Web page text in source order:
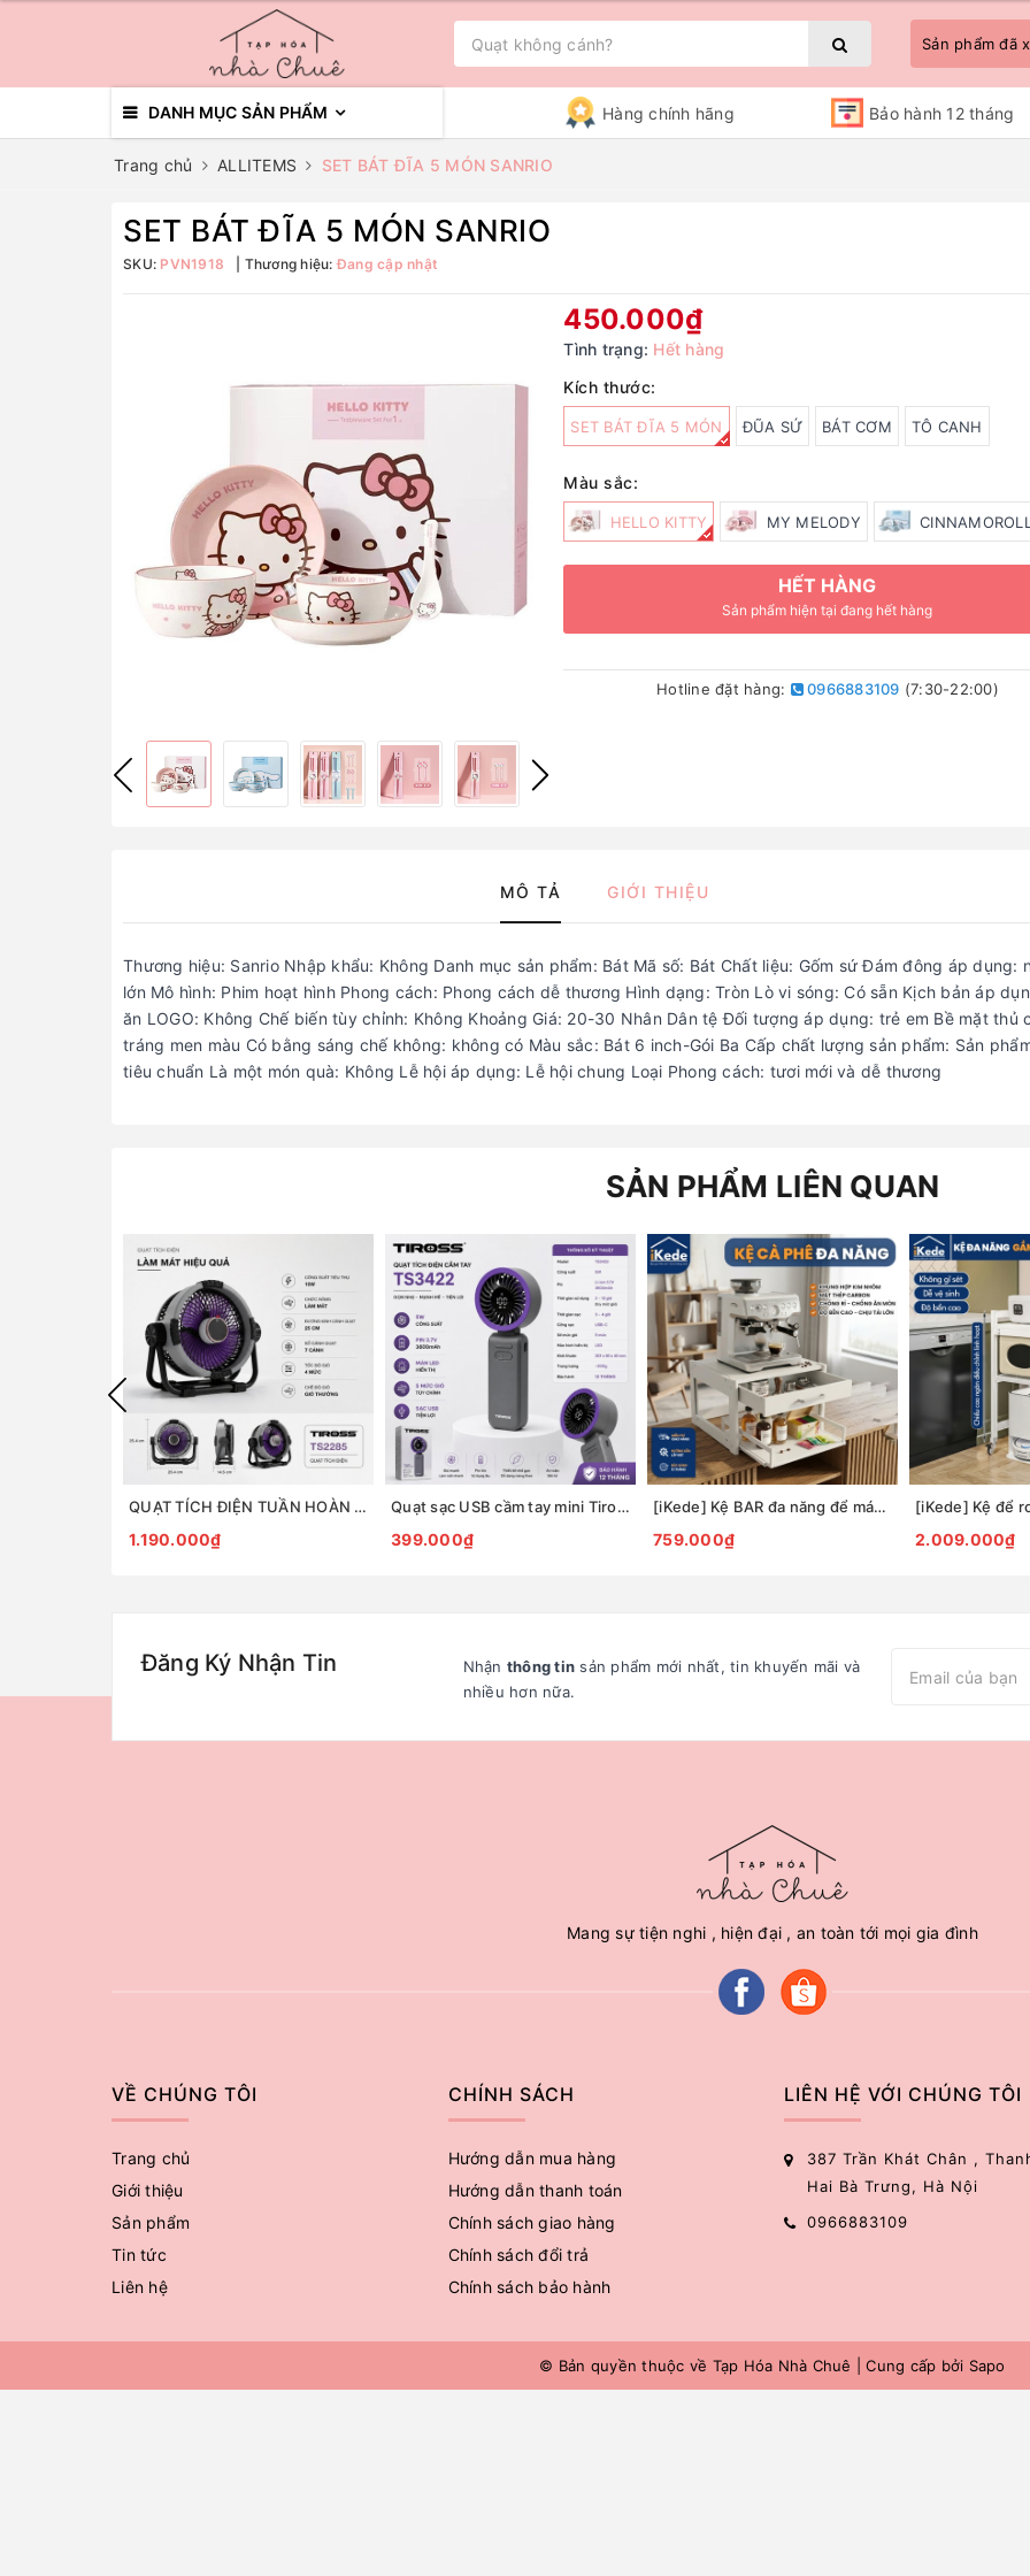
Sản phẩm đã
DANH MỤC SẢN PHẨM Hàng chính hãng Bảo hành 12 tháng
Trang chủ ALLITEMS SET BÁT ĐĨA 5 MÓN SANRIO
SET BÁT ĐĨA 5 MÓN SANRIO
SKU: PVN1918 Thương hiệu:Đang cập nhật
450.000₫
Tình trạng: Hết hàng
Kích thước:
SET BÁT ĐĨA 5 MÓN ĐŨA SỨ BÁT CƠM TÔ CANH
Màu sắc:
HELLO KITTY MY MELODY CINNAMOROLL
HẾT HÀNG
Sản phẩm hiện tại đang hết hàng
Hotline đặt hàng: 0966883109 (7:30-22:00)
MÔ TẢ GIỚI THIỆU
Thương hiệu: Sanrio Nhập khẩu: Không Danh mục sản phẩm: Bát Mã số: Bát Chất liệu: Gốm sứ Đám đông áp dụng:
lớn Mô hình: Phim hoạt hình Phong cách: Phong cách dễ thương Hình dạng: Tròn Lò vi sóng: Có sẵn Kịch bản áp
ăn LOGO: Không Chế biến tùy chỉnh: Không Khoảng Giá: 20-30 Nhân Dân tệ Đối tượng áp dụng: trẻ em Bề mặt thủ
tráng men màu Có bằng sáng chế không: không có Màu sắc: Bát 6 inch-Gói Ba Cấp chất lượng sản phẩm: Sản
tiêu chuẩn Là một món quà: Không Lễ hội áp dụng: Lễ hội chung Loại Phong cách: tươi mới và dễ thương
SẢN PHẨM LIÊN QUAN
QUẠT TÍCH ĐIỆN TUẦN HOÀN ĐỂ BÀN TIROSS TS2285
1.190.000₫
Quạt sạc USB cầm tay mini Tiross TS3422
399.000₫
[iKede] Kệ BAR đa năng để máy pha cà phê, máy in hai tầng có ngăn kéo và khay trượt tiện lợi
759.000₫ 2.009.000₫
Đăng Ký Nhận Tin Nhận thông tin sản phẩm mới nhất, tin khuyến mãi và
nhiều hơn nữa.
Mang sự tiện nghi , hiện đại , an toàn tới mọi gia đình
VỀ CHÚNG TÔI
Trang chủ
Giới thiệu
Sản phẩm
Tin tức
Liên hệ
CHÍNH SÁCH
Hướng dẫn mua hàng
Hướng dẫn thanh toán
Chính sách giao hàng
Chính sách đổi trả
Chính sách bảo hành
LIÊN HỆ VỚI CHÚNG TÔI
387 Trần Khát Chân ,
Hai Bà Trưng, Hà Nội
0966883109
© Bản quyền thuộc về Tạp Hóa Nhà Chuê Cung cấp bởi Sapo